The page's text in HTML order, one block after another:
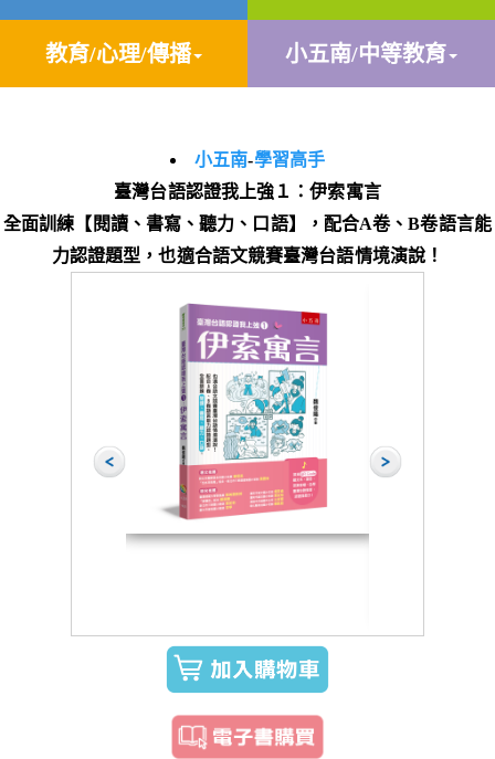
教育/心理/傳播 小五南/中等教育
小五南-學習高手
臺灣台語認證我上強１：伊索寓言
全面訓練【閱讀、書寫、聽力、口語】，配合A卷、B卷語言能
力認證題型，也適合語文競賽臺灣台語情境演說！